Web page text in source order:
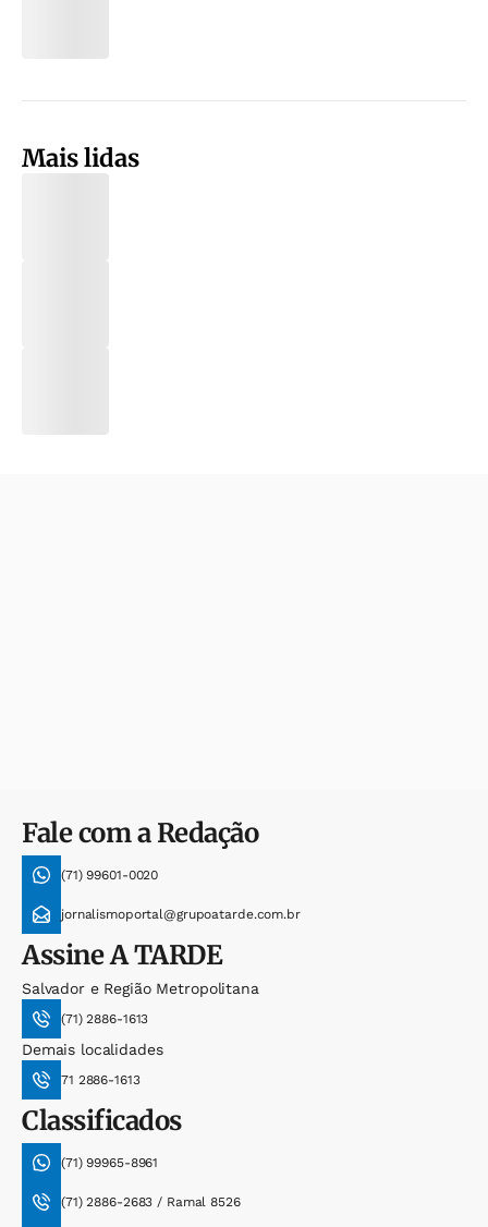
Mais lidas
Fale com a Redação
(71) 99601-0020
jornalismoportal@grupoatarde.com.br
AssineA TARDE
Salvador e Região Metropolitana
(71) 2886-1613
Demais localidades
71 2886-1613
Classificados
(71) 99965-8961
(71) 2886-2683 / Ramal 8526